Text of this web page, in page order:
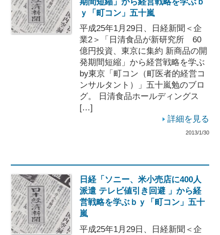
ｙ「町コン」五十嵐
平成25年1月29日、日経新聞＜企
業2＞「日清食品が新研究所 60
億円投資、東京に集約 新商品の開
発期間短縮」から経営戦略を学ぶ
by東京「町コン（町医者的経営コ
ンサルタント）」五十嵐勉のブロ
グ。 日清食品ホールディングス
[…]
詳細を見る
2013/1/30
日経「ソニー、米小売店に400人
派遣 テレビ値引き回避 」から経
営戦略を学ぶｂｙ「町コン」五十
嵐
平成25年1月29日、日経新聞＜企